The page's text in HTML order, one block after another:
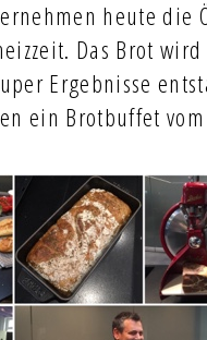
heute die
Das Brot
Ergebnisse
ein Brotbuffet